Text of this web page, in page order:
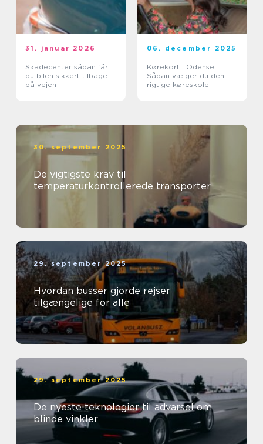
31. januar 2026
Skadecenter sådan får
du bilen sikkert tilbage
på vejen
06. december 2025
Kørekort i Odense:
Sådan vælger du den
rigtige køreskole
30. september 2025
De vigtigste krav til
temperaturkontrollerede transporter
29. september 2025
Hvordan busser gjorde rejser
tilgængelige for alle
29. september 2025
De nyeste teknologier til advarsel om
blinde vinkler